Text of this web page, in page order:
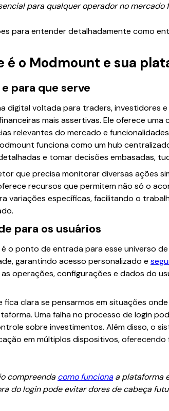
para qualquer operador no mercado
para entender detalhadamente como
é o Modmount e sua
para que serve
digital voltada para traders, investidores
mais assertivas. Ele oferece
relevantes do mercado e
funciona como um hub
e tomar decisões embasadas,
que precisa monitorar diversas ações
recursos que permitem não só o
variações específicas, facilitando o
para os usuários
o ponto de entrada para esse universo
garantindo acesso personalizado e
operações, configurações e dados do
clara se pensarmos em situações
Uma falha no processo de login
sobre investimentos. Além disso, o
em múltiplos dispositivos,
compreenda como funciona a plataforma
do login pode evitar dores de cabeça